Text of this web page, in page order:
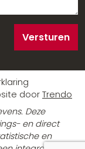
Versturen
door Trendo
Deze
en direct
en